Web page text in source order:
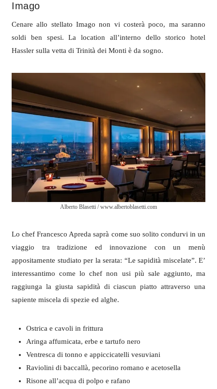
Imago
Cenare allo stellato Imago non vi costerà poco, ma saranno
soldi ben spesi. La location all’interno dello storico hotel
Hassler sulla vetta di Trinità dei Monti è da sogno.
Alberto Blasetti / www.albertoblasetti.com
Lo chef Francesco Apreda saprà come suo solito condurvi in un
viaggio tra tradizione ed innovazione con un menù
appositamente studiato per la serata: “Le sapidità miscelate”. E’
interessantimo come lo chef non usi più sale aggiunto, ma
raggiunga la giusta sapidità di ciascun piatto attraverso una
sapiente miscela di spezie ed alghe.
Ostrica e cavoli in frittura
Aringa affumicata, erbe e tartufo nero
Ventresca di tonno e appiccicatelli vesuviani
Raviolini di baccallà, pecorino romano e acetosella
Risone all’acqua di polpo e rafano